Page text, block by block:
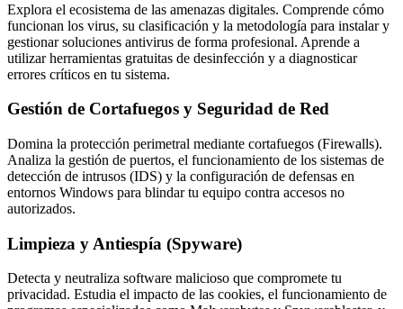
Explora el ecosistema de las amenazas digitales. Comprende cómo
funcionan los virus, su clasificación y la metodología para instalar y
gestionar soluciones antivirus de forma profesional. Aprende a
utilizar herramientas gratuitas de desinfección y a diagnosticar
errores críticos en tu sistema.
Gestión de Cortafuegos y Seguridad de Red
Domina la protección perimetral mediante cortafuegos (Firewalls).
Analiza la gestión de puertos, el funcionamiento de los sistemas de
detección de intrusos (IDS) y la configuración de defensas en
entornos Windows para blindar tu equipo contra accesos no
autorizados.
Limpieza y Antiespía (Spyware)
Detecta y neutraliza software malicioso que compromete tu
privacidad. Estudia el impacto de las cookies, el funcionamiento de